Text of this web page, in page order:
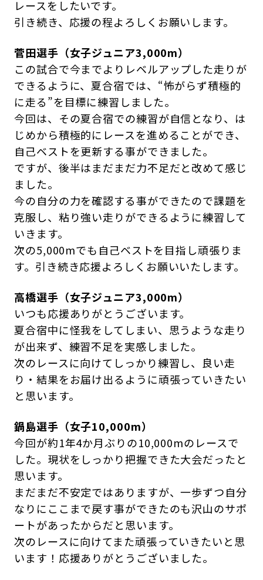
レースをしたいです。
引き続き、応援の程よろしくお願いします。
菅田選手（女子ジュニア3,000m）
この試合で今までよりレベルアップした走りが
できるように、夏合宿では、“怖がらず積極的
に走る”を目標に練習しました。
今回は、その夏合宿での練習が自信となり、は
じめから積極的にレースを進めることができ、
自己ベストを更新する事ができました。
ですが、後半はまだまだ力不足だと改めて感じ
ました。
今の自分の力を確認する事ができたので課題を
克服し、粘り強い走りができるように練習して
いきます。
次の5,000mでも自己ベストを目指し頑張りま
す。引き続き応援よろしくお願いいたします。
高橋選手（女子ジュニア3,000m）
いつも応援ありがとうございます。
夏合宿中に怪我をしてしまい、思うような走り
が出来ず、練習不足を実感しました。
次のレースに向けてしっかり練習し、良い走
り・結果をお届け出るように頑張っていきたい
と思います。
鍋島選手（女子10,000m）
今回が約1年4か月ぶりの10,000mのレースで
した。現状をしっかり把握できた大会だったと
思います。
まだまだ不安定ではありますが、一歩ずつ自分
なりにここまで戻す事ができたのも沢山のサポ
ートがあったからだと思います。
次のレースに向けてまた頑張っていきたいと思
います！応援ありがとうございました。